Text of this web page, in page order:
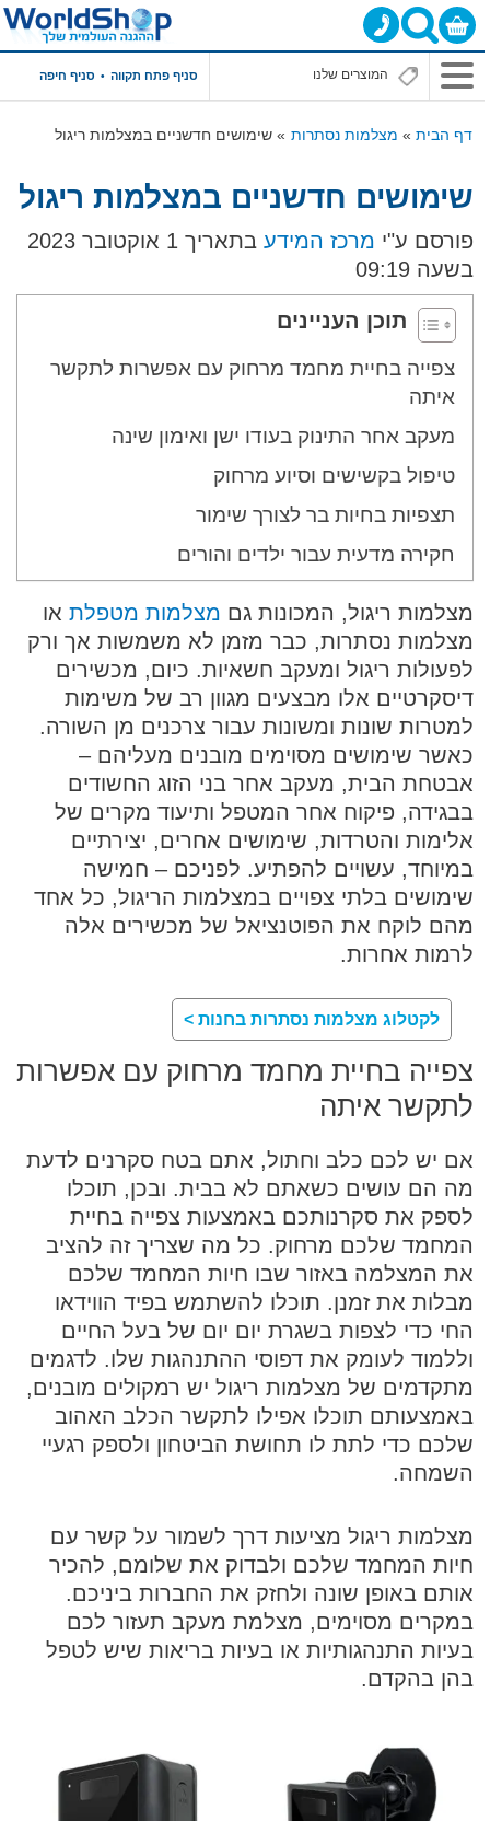
תפריט
סניף פתח תקווה סניף חיפה
דף הבית מצלמות נסתרות שימושים חדשניים במצלמות ריגול
שימושים חדשניים במצלמות ריגול
פורסם ע"י מרכז המידע
בתאריך 1 אוקטובר 2023
בשעה 09:19
תוכן העניינים
צפייה בחיית מחמד מרחוק עם אפשרות לתקשר
איתה
מעקב אחר התינוק בעודו ישן ואימון שינה
טיפול בקשישים וסיוע מרחוק
תצפיות בחיות בר לצורך שימור
חקירה מדעית עבור ילדים והורים
מצלמות ריגול, המכונות גם מצלמות מטפלתאו
מצלמות נסתרות, כבר מזמן לא משמשות אך ורק
לפעולות ריגול ומעקב חשאיות. כיום, מכשירים
דיסקרטיים אלו מבצעים מגוון רב של משימות
למטרות שונות ומשונות עבור צרכנים מן השורה.
כאשר שימושים מסוימים מובנים מעליהם –
אבטחת הבית, מעקב אחר בני הזוג החשודים
בבגידה, פיקוח אחר המטפל ותיעוד מקרים של
אלימות והטרדות, שימושים אחרים, יצירתיים
במיוחד, עשויים להפתיע. לפניכם – חמישה
שימושים בלתי צפויים במצלמות הריגול, כל אחד
מהם לוקח את הפוטנציאל של מכשירים אלה
לרמות אחרות.
לקטלוג מצלמות נסתרות בחנות >
צפייה בחיית מחמד מרחוק עם אפשרות
לתקשר איתה
אם יש לכם כלב וחתול, אתם בטח סקרנים לדעת
מה הם עושים כשאתם לא בבית. ובכן, תוכלו
לספק את סקרנותכם באמצעות צפייה בחיית
המחמד שלכם מרחוק. כל מה שצריך זה להציב
את המצלמה באזור שבו חיות המחמד שלכם
מבלות את זמנן. תוכלו להשתמש בפיד הווידאו
החי כדי לצפות בשגרת יום יום של בעל החיים
וללמוד לעומק את דפוסי ההתנהגות שלו. לדגמים
מתקדמים של מצלמות ריגול יש רמקולים מובנים,
באמצעותם תוכלו אפילו לתקשר הכלב האהוב
שלכם כדי לתת לו תחושת הביטחון ולספק רגעיי
השמחה.
מצלמות ריגול מציעות דרך לשמור על קשר עם
חיות המחמד שלכם ולבדוק את שלומם, להכיר
אותם באופן שונה ולחזק את החברות ביניכם.
במקרים מסוימים, מצלמת מעקב תעזור לכם
בעיות התנהגותיות או בעיות בריאות שיש לטפל
בהן בהקדם.